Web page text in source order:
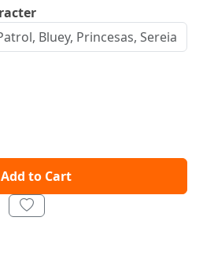
Add to Cart